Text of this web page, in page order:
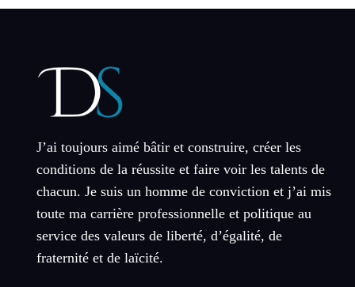
J’ai toujours aimé bâtir et construire, créer les
conditions de la réussite et faire voir les talents de
chacun. Je suis un homme de conviction et j’ai mis
toute ma carrière professionnelle et politique au
service des valeurs de liberté, d’égalité, de
fraternité et de laïcité.